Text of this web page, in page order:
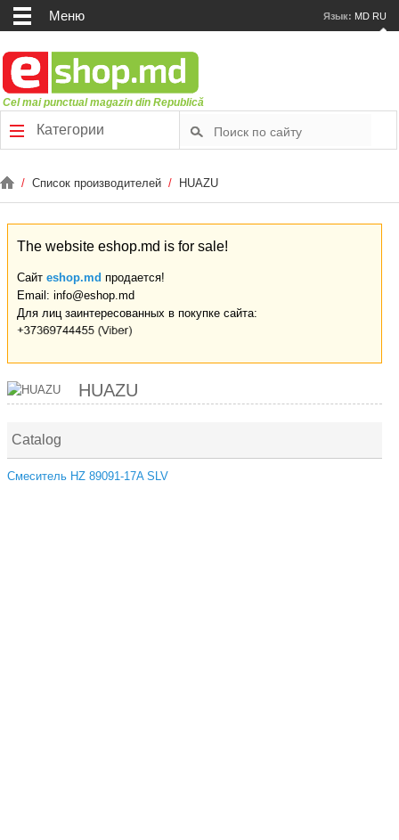
Меню Язык: MD RU
Cel mai punctual magazin din Republică
Категории
/ Список производителей / HUAZU
The website eshop.md is for sale!
Сайт eshop.md продается!
Email: info@eshop.md
Для лиц заинтересованных в покупке сайта:
HUAZU
Catalog
Смеситель HZ 89091-17A SLV